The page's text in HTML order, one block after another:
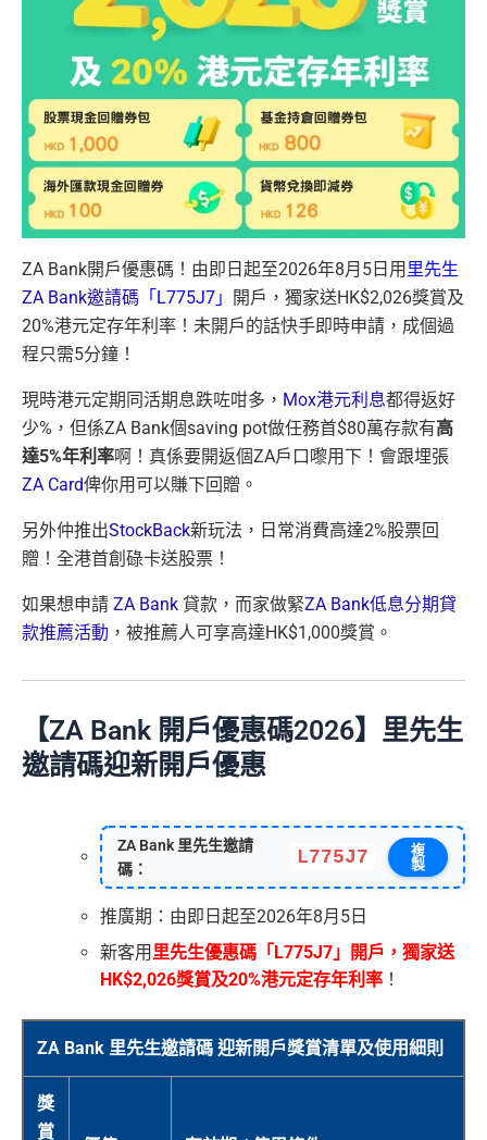
ZA Bank開戶優惠碼！由即日起至2026年8月5日用 里先生
ZA Bank邀請碼 「L775J7」
開戶，獨家送HK$2,026獎賞及
20%港元定存年利率！未開戶的話快手即時申請，成個過
程只需5分鐘！
現時港元定期同活期息跌咗咁多， Mox港元利息都得返好
少%，但係ZA Bank個saving pot做任務首$80萬存款有高
達5%年利率啊！真係要開返個ZA戶口嚟用下！會跟埋張
ZA Card俾你用可以賺下回贈。
另外仲推出StockBack新玩法，日常消費高達2%股票回
贈！全港首創碌卡送股票！
如果想申請 ZA Bank 貸款，而家做緊ZA Bank低息分期貸
款推薦活動 ，被推薦人可享高達HK$1,000獎賞。
【ZA Bank 開戶優惠碼2026】里先生
邀請碼迎新開戶優惠
ZA Bank 里先生邀請
碼：
L775J7
複
製
推廣期：由即日起至2026年8月5日
新客用 里先生優惠碼「L775J7」開戶，獨家送
HK$2,026獎賞及20%港元定存年利率 ！
ZA Bank 里先生邀請碼 迎新開戶獎賞清單及使用細則
獎
賞